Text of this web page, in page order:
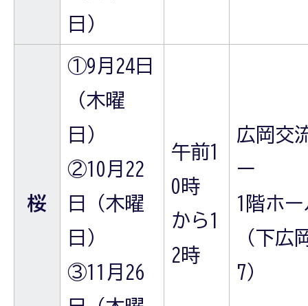
日）
桜
①9月24日
（木曜
日）
②10月22
日（木曜
日）
③11月26
午前1
0時
から1
2時
広岡交
ー
1階ホ
（下広
7）